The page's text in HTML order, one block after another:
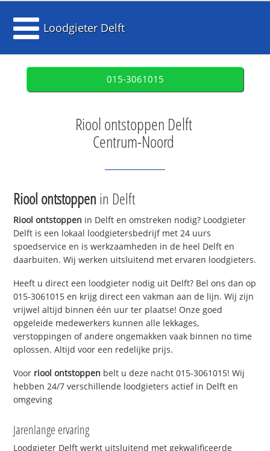
Loodgieter Delft
015-3061015
Riool ontstoppen Delft
Centrum-Noord
Riool ontstoppen in Delft
Riool ontstoppen in Delft en omstreken nodig? Loodgieter
Delft is een lokaal loodgietersbedrijf met 24 uurs
spoedservice en is werkzaamheden in de heel Delft en
daarbuiten. Wij werken uitsluitend met ervaren loodgieters.
Heeft u direct een loodgieter nodig uit Delft? Bel ons dan op
015-3061015 en krijg direct een vakman aan de lijn. Wij zijn
vrijwel altijd binnen één uur ter plaatse! Onze goed
opgeleide medewerkers kunnen alle lekkages,
verstoppingen of andere ongemakken vaak binnen no time
oplossen. Altijd voor een redelijke prijs.
Voor riool ontstoppen belt u deze nacht 015-3061015! Wij
hebben 24/7 verschillende loodgieters actief in Delft en
omgeving
Jarenlange ervaring
Loodgieter Delft werkt uitsluitend met gekwalificeerde